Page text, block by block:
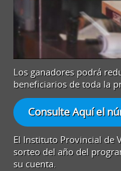
Los ganadores podrá
beneficiarios de toda la
Consulte Aquí el
El Instituto Provincial de
sorteo del año del
su cuenta.